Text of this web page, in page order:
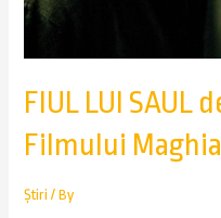
FIUL LUI SAUL
Filmului
Știri / By